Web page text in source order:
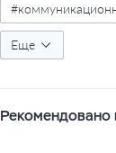
#отрасли
Еще